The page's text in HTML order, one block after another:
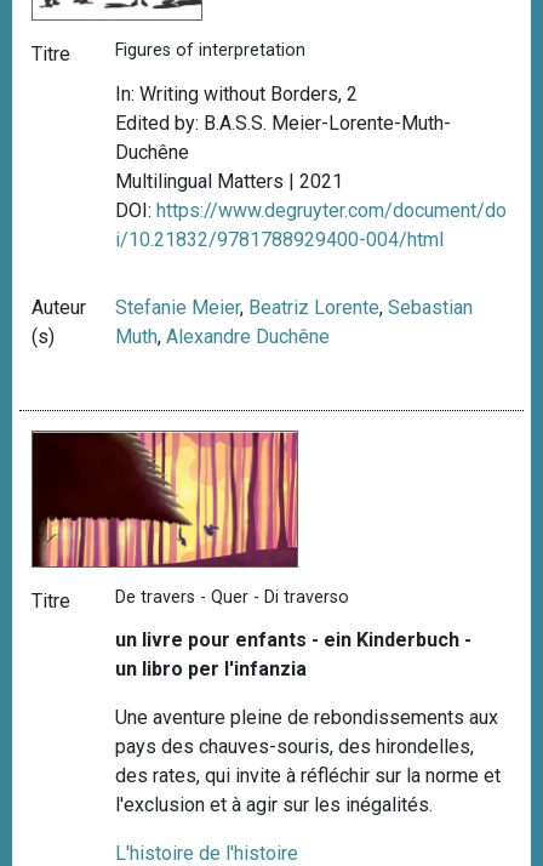
Titre Figures of interpretation
In: Writing without Borders, 2
Edited by: B.A.S.S. Meier-Lorente-Muth-
Duchêne
Multilingual Matters | 2021
DOI:https://www.degruyter.com/document/do
i/10.21832/9781788929400-004/html
Auteur
(s)
Stefanie Meier, Beatriz Lorente,Sebastian
Muth,Alexandre Duchêne
Titre De travers - Quer - Di traverso
un livre pour enfants - ein Kinderbuch -
un libro per l'infanzia
Une aventure pleine de rebondissements aux
pays des chauves-souris, des hirondelles,
des rates, qui invite à réfléchir sur la norme et
l'exclusion et à agir sur les inégalités.
L'histoire de l'histoire